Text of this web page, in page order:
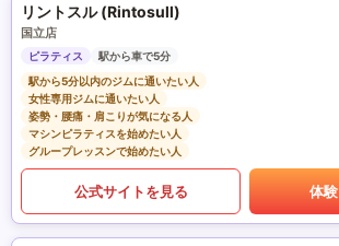
リントスル (Rintosull)
国立店
ピラティス
駅から車で5分
駅から5分以内のジムに通いたい人
女性専用ジムに通いたい人
姿勢・腰痛・肩こりが気になる人
マシンピラティスを始めたい人
グループレッスンで始めたい人
公式サイトを見る 体